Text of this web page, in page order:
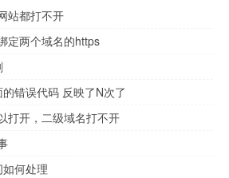
站都打不开
定两个域名的https
错误代码 反映了N次了
打开，二级域名打不开
何处理